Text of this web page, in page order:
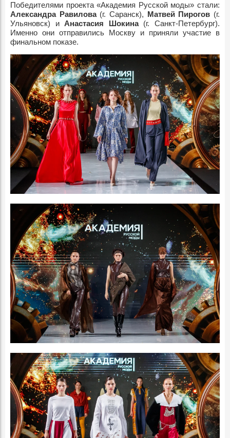
Победителями проекта «Академия Русской моды» стали:
Александра Равилова(г. Саранск), Матвей Пирогов (г.
Ульяновск) иАнастасия Шокина(г. Санкт-Петербург).
Именно они отправились Москву и приняли участие в
финальном показе.